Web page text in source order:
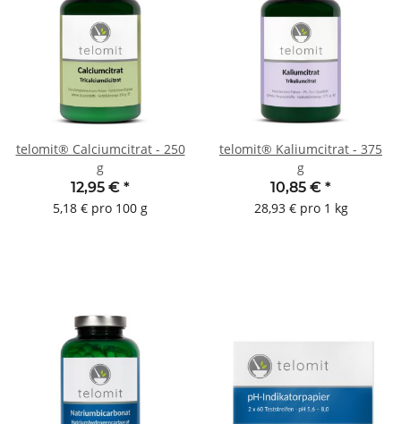
telomit® Calciumcitrat - 250
g
12,95 € *
5,18 € pro 100 g
telomit® Kaliumcitrat - 375
g
10,85 € *
28,93 € pro 1 kg